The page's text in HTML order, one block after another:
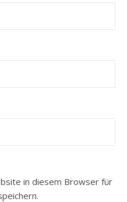
in diesem Browser für